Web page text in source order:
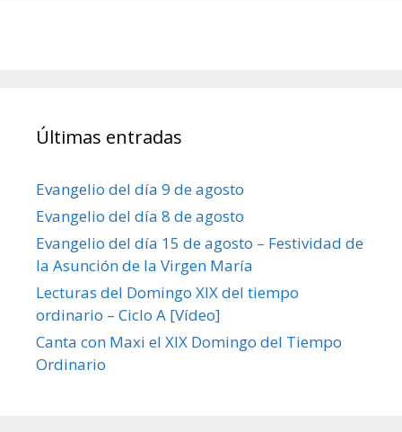
Últimas entradas
Evangelio del día 9 de agosto
Evangelio del día 8 de agosto
Evangelio del día 15 de agosto – Festividad de
la Asunción de la Virgen María
Lecturas del Domingo XIX del tiempo
ordinario – Ciclo A [Vídeo]
Canta con Maxi el XIX Domingo del Tiempo
Ordinario